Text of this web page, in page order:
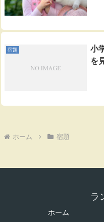
宿題
小
を
ホーム 宿題
ラ
ホーム